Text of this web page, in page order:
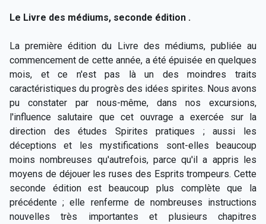
Le Livre des médiums, seconde édition .
La première édition du Livre des médiums, publiée au
commencement de cette année, a été épuisée en quelques
mois, et ce n'est pas là un des moindres traits
caractéristiques du progrès des idées spirites. Nous avons
pu constater par nous-même, dans nos excursions,
l'influence salutaire que cet ouvrage a exercée sur la
direction des études Spirites pratiques ; aussi les
déceptions et les mystifications sont-elles beaucoup
moins nombreuses qu'autrefois, parce qu'il a appris les
moyens de déjouer les ruses des Esprits trompeurs. Cette
seconde édition est beaucoup plus complète que la
précédente ; elle renferme de nombreuses instructions
nouvelles très importantes et plusieurs chapitres